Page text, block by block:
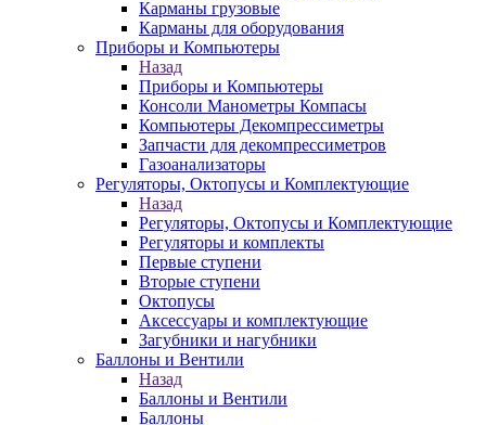
Карманы грузовые
Карманы для оборудования
Приборы и Компьютеры
Назад
Приборы и Компьютеры
Консоли Манометры Компасы
Компьютеры Декомпрессиметры
Запчасти для декомпрессиметров
Газоанализаторы
Регуляторы, Октопусы и Комплектующие
Назад
Регуляторы, Октопусы и Комплектующие
Регуляторы и комплекты
Первые ступени
Вторые ступени
Октопусы
Аксессуары и комплектующие
Загубники и нагубники
Баллоны и Вентили
Назад
Баллоны и Вентили
Баллоны